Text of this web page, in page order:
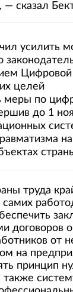
— сказал
усилить
целей
меры по
до 1
труда
самих
договоров
от
на
принцип
также